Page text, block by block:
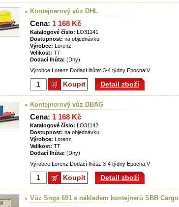
Kontejnerový vůz DHL
Cena: 1 168 Kč
Katalogové číslo: LO31141
Dostupnost: na objednávku
Výrobce: Lorenz
Velikost: TT
Dodací lhůta: (Dny)
Výrobce:Lorenz Dodací lhůta: 3-4 týdny Epocha:V
Koupit Detail zboží
Kontejnerový vůz DBAG
Cena: 1 168 Kč
Katalogové číslo: LO31142
Dostupnost: na objednávku
Výrobce: Lorenz
Velikost: TT
Dodací lhůta: (Dny)
Výrobce:Lorenz Dodací lhůta: 3-4 týdny Epocha:V
Koupit Detail zboží
Vůz Sngs 691 s nákladem kontejnerů SBB